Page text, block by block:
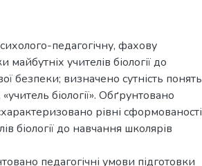
педагогічну, фахову
учителів біології до
безпеки; визначено сутність понять
біології». Обґрунтовано
рівні сформованості
біології до навчання школярів
педагогічні умови підготовки